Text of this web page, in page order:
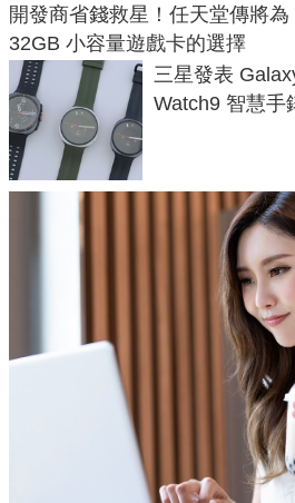
開發商省錢救星！任天堂傳將
32GB 小容量遊戲卡的選擇
三星發表
Watch9 智慧手